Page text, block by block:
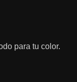
para tu color.